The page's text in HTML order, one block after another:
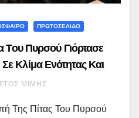
ΠΡΩΤΟΣΕΛΙΔΟ
Του Πυρσού Γιόρτασε
Κλίμα Ενότητας Και
Επιτυχία Η Κοπή Της
ΜΊΜΗΣ
Της Πίτας Του Πυρσού